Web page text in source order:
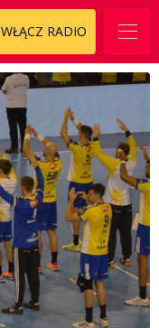
WŁĄCZ RADIO